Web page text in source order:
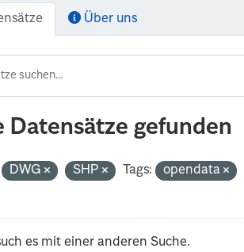
Über uns
Datensätze gefunden
DWG SHP Tags: opendata
es mit einer anderen Suche.